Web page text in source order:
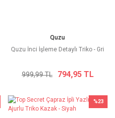
Quzu
Quzu İnci İşleme Detaylı Triko - Gri
999,99 TL 794,95 TL
%23